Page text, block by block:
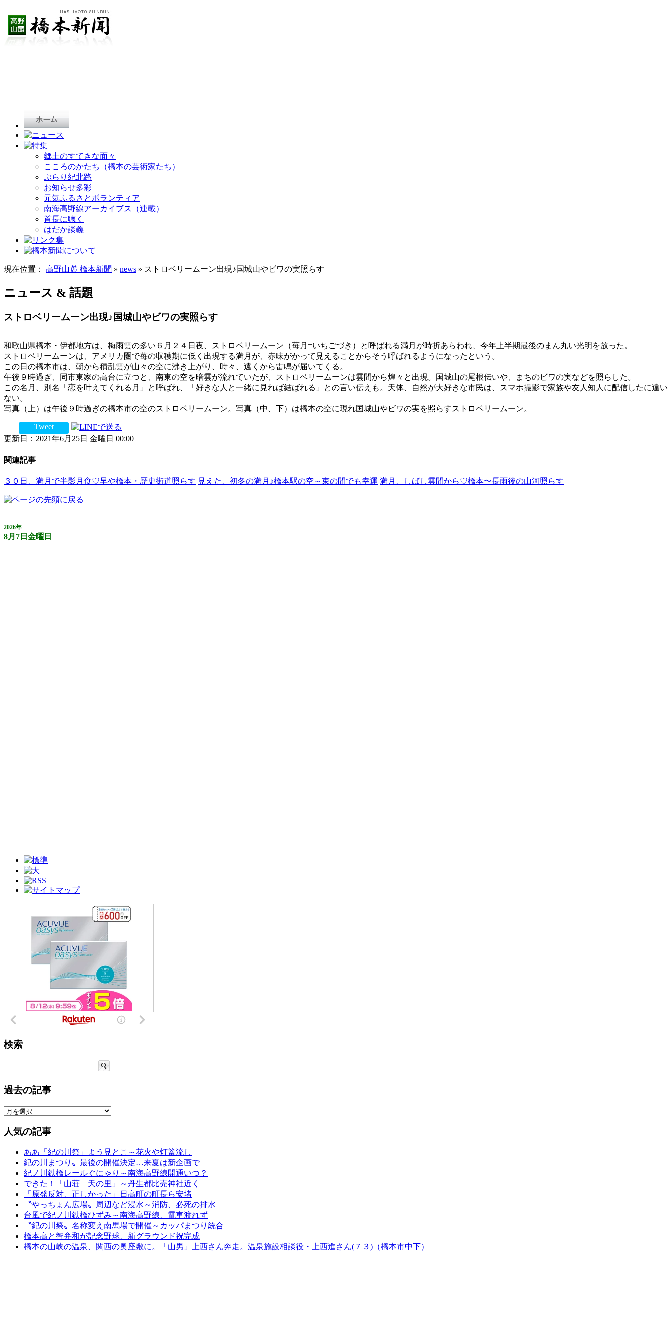
郷土のすてきな面々
こころのかたち（橋本の芸術家たち）
ぶらり紀北路
お知らせ多彩
元気ふるさとボランティア
南海高野線アーカイブス（連載）
首長に聴く
はだか談義
現在位置： 高野山麓 橋本新聞 » news » ストロベリームーン出現♪国城山やビワの実照らす
ニュース & 話題
ストロベリームーン出現♪国城山やビワの実照らす
和歌山県橋本・伊都地方は、梅雨雲の多い６月２４日夜、ストロベリームーン（苺月=いちごづき）と呼ばれる満月が時折あらわれ、今年上半期最後のまん丸い光明を放った。
ストロベリームーンは、アメリカ圏で苺の収穫期に低く出現する満月が、赤味がかって見えることからそう呼ばれるようになったという。
この日の橋本市は、朝から積乱雲が山々の空に沸き上がり、時々、遠くから雷鳴が届いてくる。
午後９時過ぎ、同市東家の高台に立つと、南東の空を暗雲が流れていたが、ストロベリームーンは雲間から煌々と出現。国城山の尾根伝いや、まちのビワの実などを照らした。
この名月、別名「恋を叶えてくれる月」と呼ばれ、「好きな人と一緒に見れば結ばれる」との言い伝えも。天体、自然が大好きな市民は、スマホ撮影で家族や友人知人に配信したに違い
ない。
写真（上）は午後９時過ぎの橋本市の空のストロベリームーン。写真（中、下）は橋本の空に現れ国城山やビワの実を照らすストロベリームーン。
Tweet
更新日：2021年6月25日 金曜日 00:00
関連記事
３０日、満月で半影月食♡早や橋本・歴史街道照らす 見えた、初冬の満月♪橋本駅の空～束の間でも幸運 満月、しばし雲間から♡橋本〜長雨後の山河照らす
2026年
8月7日金曜日
検索
過去の記事
人気の記事
ああ「紀の川祭」よう見とこ～花火や灯篭流し
紀の川まつり〟最後の開催決定…来夏は新企画で
紀ノ川鉄橋レールぐにゃり～南海高野線開通いつ？
できた！「山荘 天の里」～丹生都比売神社近く
「原発反対、正しかった」日高町の町長ら安堵
〝やっちょん広場〟周辺など浸水～消防、必死の排水
台風で紀ノ川鉄橋ひずみ～南海高野線、電車渡れず
〝紀の川祭〟名称変え南馬場で開催～カッパまつり統合
橋本高と智弁和が記念野球、新グラウンド祝完成
橋本の山峡の温泉、関西の奥座敷に。「山男」上西さん奔走。温泉施設相談役・上西進さん(７３)（橋本市中下）